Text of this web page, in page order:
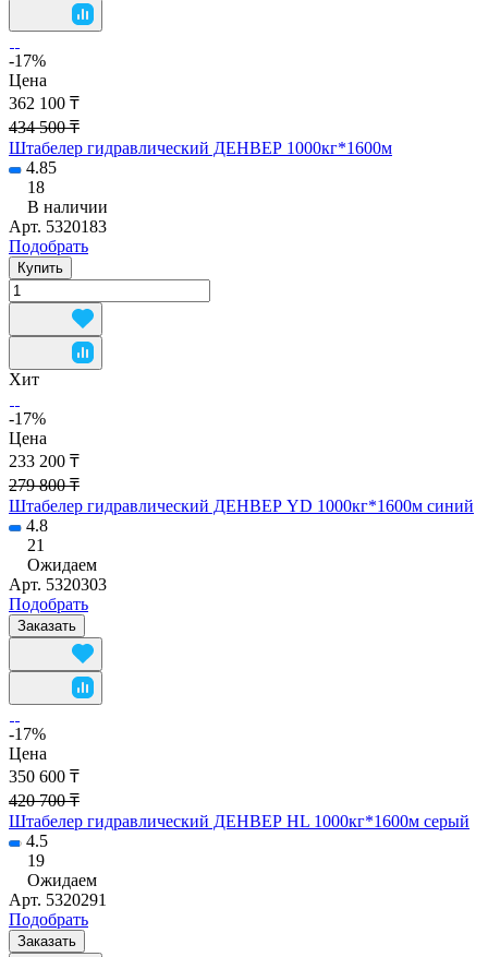
-17%
Цена
362 100 ₸
434 500 ₸
Штабелер гидравлический ДЕНВЕР 1000кг*1600м
4.85
18
В наличии
Арт. 5320183
Подобрать
Купить
Хит
-17%
Цена
233 200 ₸
279 800 ₸
Штабелер гидравлический ДЕНВЕР YD 1000кг*1600м синий
4.8
21
Ожидаем
Арт. 5320303
Подобрать
Заказать
-17%
Цена
350 600 ₸
420 700 ₸
Штабелер гидравлический ДЕНВЕР HL 1000кг*1600м серый
4.5
19
Ожидаем
Арт. 5320291
Подобрать
Заказать